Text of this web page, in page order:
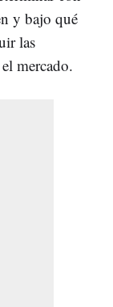
y bajo qué
las
mercado.